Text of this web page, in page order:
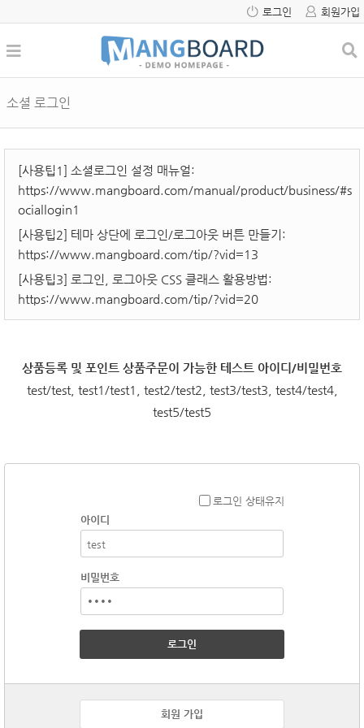
로그인 회원가입
소셜 로그인
[사용팁1] 소셜로그인 설정 매뉴얼:
https://www.mangboard.com/manual/product/business/#s
ociallogin1
[사용팁2] 테마 상단에 로그인/로그아웃 버튼 만들기:
https://www.mangboard.com/tip/?vid=13
[사용팁3] 로그인, 로그아웃 CSS 클래스 활용방법:
https://www.mangboard.com/tip/?vid=20
상품등록 및 포인트 상품주문이 가능한 테스트 아이디/비밀번호
test/test, test1/test1, test2/test2, test3/test3, test4/test4,
test5/test5
로그인 상태유지
아이디
비밀번호
로그인
회원 가입